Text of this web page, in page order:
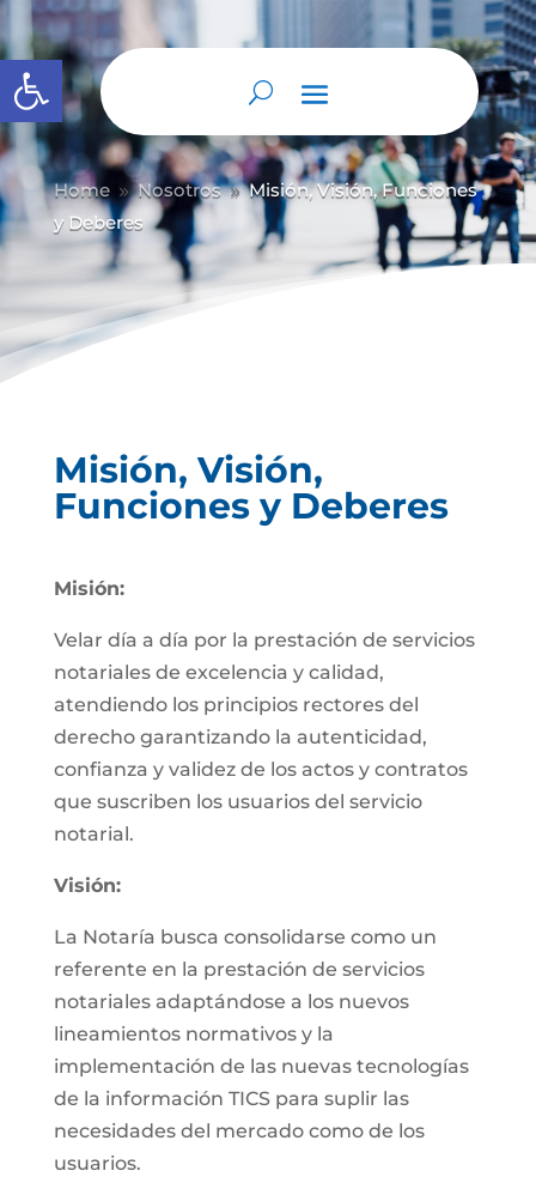
Abrir barra de herramientas
Home 9 Nosotros 9 Misión, Visión, Funciones
y Deberes
Misión, Visión,
Funciones y Deberes
Misión:
Velar día a día por la prestación de servicios
notariales de excelencia y calidad,
atendiendo los principios rectores del
derecho garantizando la autenticidad,
confianza y validez de los actos y contratos
que suscriben los usuarios del servicio
notarial.
Visión:
La Notaría busca consolidarse como un
referente en la prestación de servicios
notariales adaptándose a los nuevos
lineamientos normativos y la
implementación de las nuevas tecnologías
de la información TICS para suplir las
necesidades del mercado como de los
usuarios.